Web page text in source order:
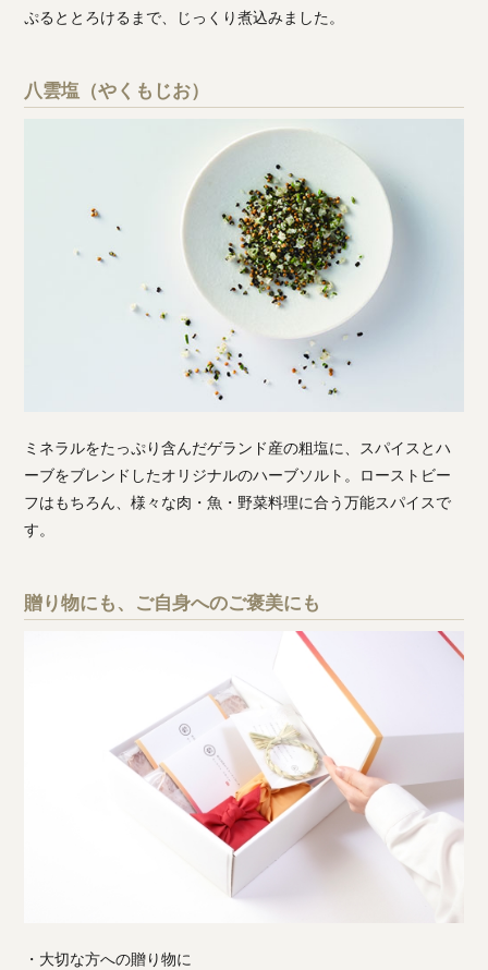
ぷるととろけるまで、じっくり煮込みました。
八雲塩（やくもじお）
ミネラルをたっぷり含んだゲランド産の粗塩に、スパイスとハ
ーブをブレンドしたオリジナルのハーブソルト。ローストビー
フはもちろん、様々な肉・魚・野菜料理に合う万能スパイスで
す。
贈り物にも、ご自身へのご褒美にも
・大切な方への贈り物に